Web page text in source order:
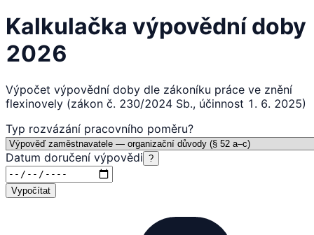
Kalkulačka výpovědní doby
2026
Výpočet výpovědní doby dle zákoníku práce ve znění
flexinovely (zákon č. 230/2024 Sb., účinnost 1. 6. 2025)
Typ rozvázání pracovního poměru?
Datum doručení výpovědi ?
Vypočítat